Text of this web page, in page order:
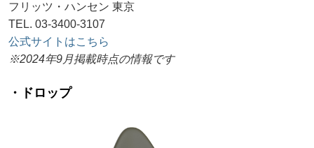
フリッツ・ハンセン 東京
TEL. 03-3400-3107
公式サイトはこちら
※2024年9月掲載時点の情報です
・ドロップ